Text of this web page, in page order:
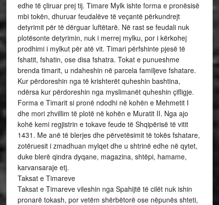
edhe të çliruar prej tij. Timare Mylk ishte forma e pronësisë
mbi tokën, dhuruar feudalëve të veçantë përkundrejt
detyrimit për të dërguar luftëtarë. Në rast se feudali nuk
plotësonte detyrimin, nuk i merrej mylku, por i kërkohej
prodhimi i mylkut për atë vit. Timari përfshinte pjesë të
fshatit, fshatin, ose disa fshatra. Tokat e punueshme
brenda timarit, u ndaheshin në parcela familjeve fshatare.
Kur përdoreshin nga të krishterët quheshin bashtina,
ndërsa kur përdoreshin nga myslimanët quheshin çifligje.
Forma e Timarit si pronë ndodhi në kohën e Mehmetit I
dhe mori zhvillim të plotë në kohën e Muratit II. Nga ajo
kohë kemi regjistrin e tokave feude të Shqipërisë të vitit
1431. Me anë të blerjes dhe përvetësimit të tokës fshatare,
zotëruesit i zmadhuan mylqet dhe u shtrinë edhe në qytet,
duke blerë qindra dyqane, magazina, shtëpi, hamame,
karvansaraje etj.
Taksat e Timareve
Taksat e Timareve vileshin nga Spahijtë të cilët nuk ishin
pronarë tokash, por vetëm shërbëtorë ose nëpunës shteti,